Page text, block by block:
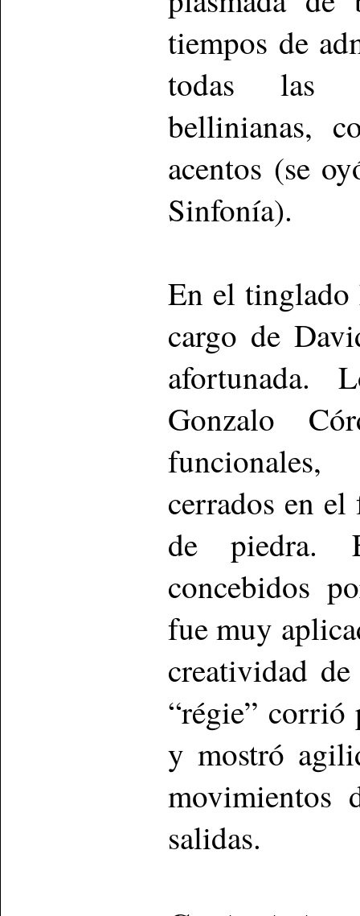
tiempos de
todas las
bellinianas,
acentos (se
Sinfonía).
En el
cargo de
afortunada.
Gonzalo
funcionales,
cerrados en
de piedra.
concebidos
fue muy
creatividad
“régie”
y mostró
movimientos
salidas.